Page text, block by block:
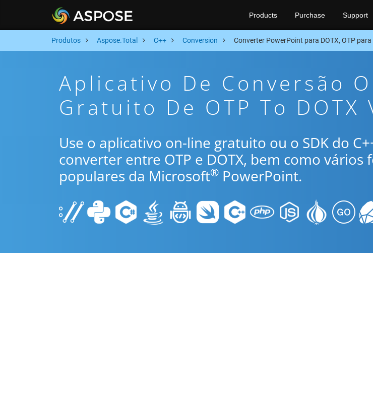
Products Purchase Support
Produtos Aspose.Total C++ Conversion Converter PowerPoint para DOTX, OTP para
Aplicativo De Conversão
Gratuito De OTP To DOTX
Use o aplicativo on-line gratuito ou o SDK do
converter entre OTP e DOTX, bem como vários
populares da Microsoft® PowerPoint.